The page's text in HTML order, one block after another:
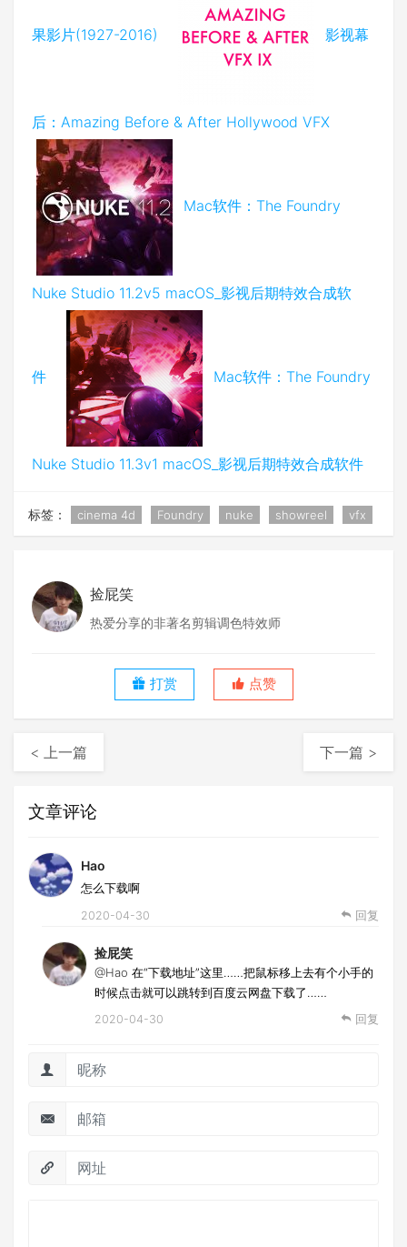
果影片(1927-2016) 影视幕
后：Amazing Before & After Hollywood VFX
Mac软件：The Foundry
Nuke Studio 11.2v5 macOS_影视后期特效合成软
件 Mac软件：The Foundry
Nuke Studio 11.3v1 macOS_影视后期特效合成软件
标签： cinema 4d Foundry nuke showreel vfx
捡屁笑
热爱分享的非著名剪辑调色特效师
打赏 点赞
< 上一篇 下一篇 >
文章评论
Hao
怎么下载啊
2020-04-30 回复
捡屁笑
@Hao 在“下载地址”这里……把鼠标移上去有个小手的
时候点击就可以跳转到百度云网盘下载了……
2020-04-30 回复